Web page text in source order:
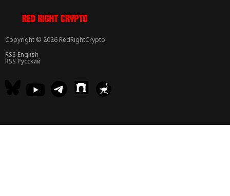
Copyright © 2026 RedRightCrypto.
RSS English
RSS Русский